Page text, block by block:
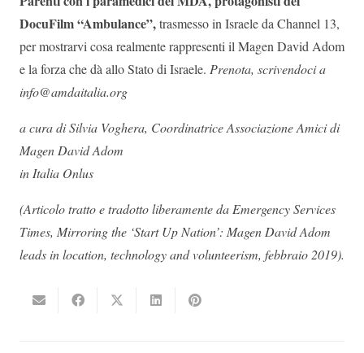
DocuFilm “Ambulance”,trasmesso in Israele da Channel 13,
per mostrarvi cosa realmente rappresenti il Magen David Adom
e la forza che dà allo Stato di Israele. Prenota, scrivendoci a
info@amdaitalia.org
a cura di Silvia Voghera, Coordinatrice Associazione Amici di
Magen David Adom
in Italia Onlus
(Articolo tratto e tradotto liberamente da Emergency Services
Times, Mirroring the ‘Start Up Nation’: Magen David Adom
leads in location, technology and volunteerism, febbraio 2019).